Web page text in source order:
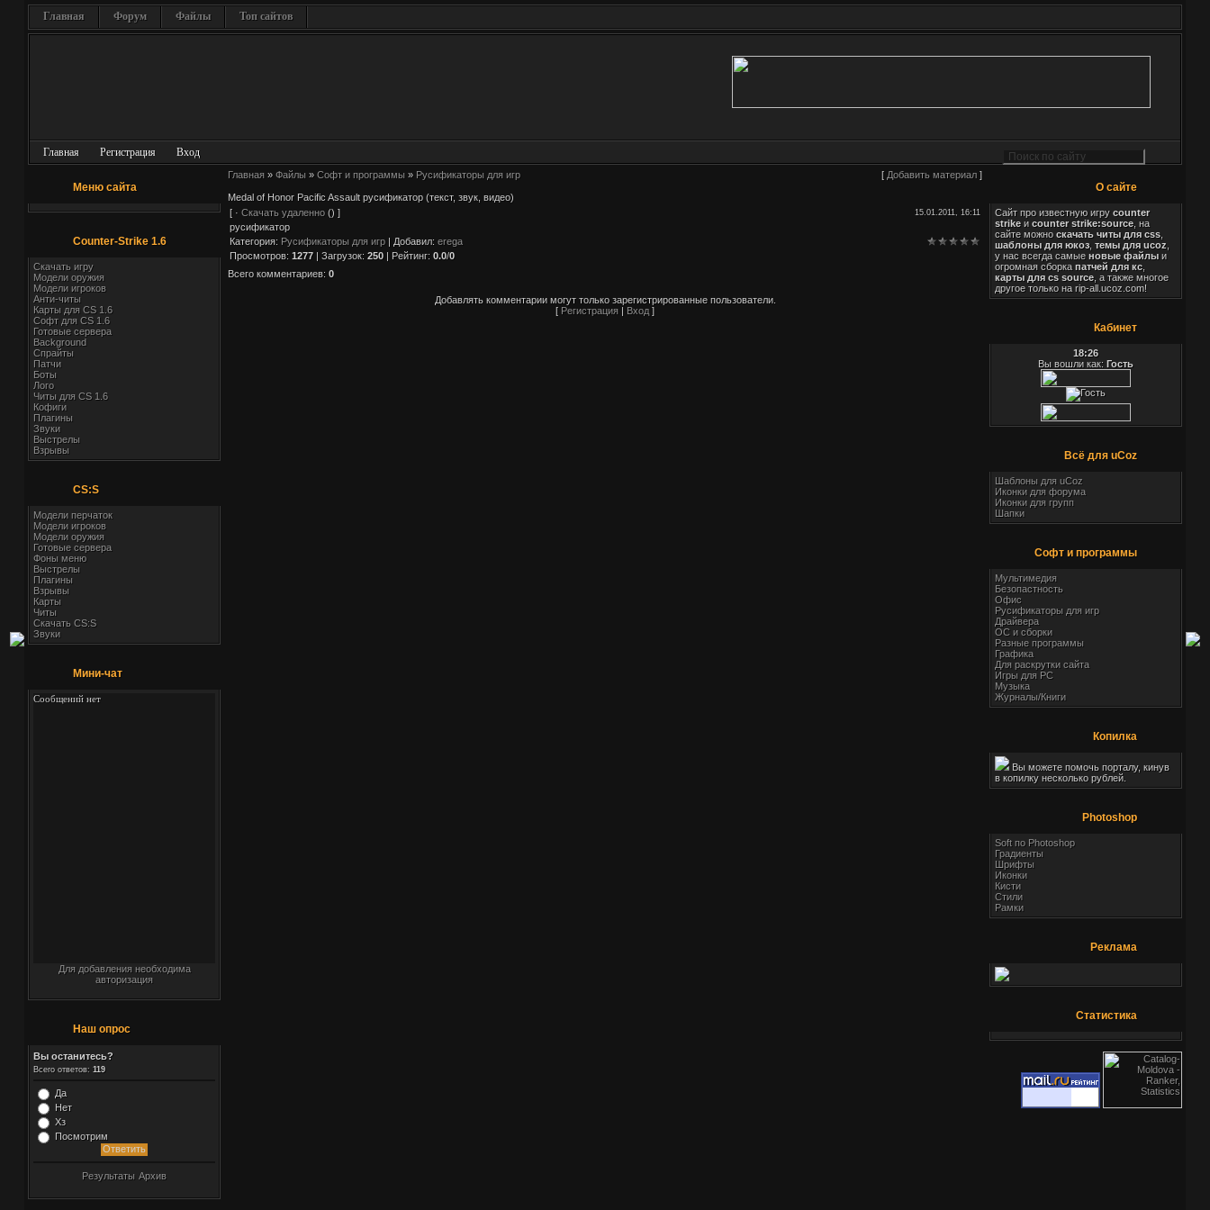
Главная Форум Файлы Топ сайтов
Главная Регистрация Вход
Меню сайта
Counter-Strike 1.6
Скачать игру
Модели оружия
Модели игроков
Анти-читы
Карты для СS 1.6
Софт для CS 1.6
Готовые сервера
Background
Спрайты
Патчи
Боты
Лого
Читы для CS 1.6
Кофиги
Плагины
Звуки
Выстрелы
Взрывы
CS:S
Модели перчаток
Модели игроков
Модели оружия
Готовые сервера
Фоны меню
Выстрелы
Плагины
Взрывы
Карты
Читы
Скачать CS:S
Звуки
Мини-чат
Для добавления необходима
авторизация
Наш опрос
Вы останитесь?
Всего ответов: 119
Да
Нет
Хз
Посмотрим
Результаты Архив
Главная » Файлы » Софт и программы » Русификаторы для игр [ Добавить материал ]
Medal of Honor Pacific Assault русификатор (текст, звук, видео)
[ · Скачать удаленно () ] 15.01.2011, 16:11
русификатор
Категория: Русификаторы для игр | Добавил: erega
Просмотров: 1277 | Загрузок: 250 | Рейтинг: 0.0/0
Всего комментариев: 0
Добавлять комментарии могут только зарегистрированные пользователи.
[ Регистрация | Вход ]
О сайте
Сайт про известную игру counter
strike и counter strike:source , на
сайте можно скачать читы для css
шаблоны для юкоз темы для ucoz
у нас всегда самые новые файлы и
огромная сборка патчей для кс
карты для cs source , а также многое
другое только на rip-all.ucoz.com!
Кабинет
18:26
Вы вошли как: Гость
Всё для uCoz
Шаблоны для uCoz
Иконки для форума
Иконки для групп
Шапки
Софт и программы
Мультимедия
Безопастность
Офис
Русификаторы для игр
Драйвера
ОС и сборки
Разные программы
Графика
Для раскрутки сайта
Игры для PC
Музыка
Журналы/Книги
Копилка
Вы можете помочь порталу, кинув
в копилку несколько рублей.
Photoshop
Soft по Photoshop
Градиенты
Шрифты
Иконки
Кисти
Стили
Рамки
Реклама
Статистика